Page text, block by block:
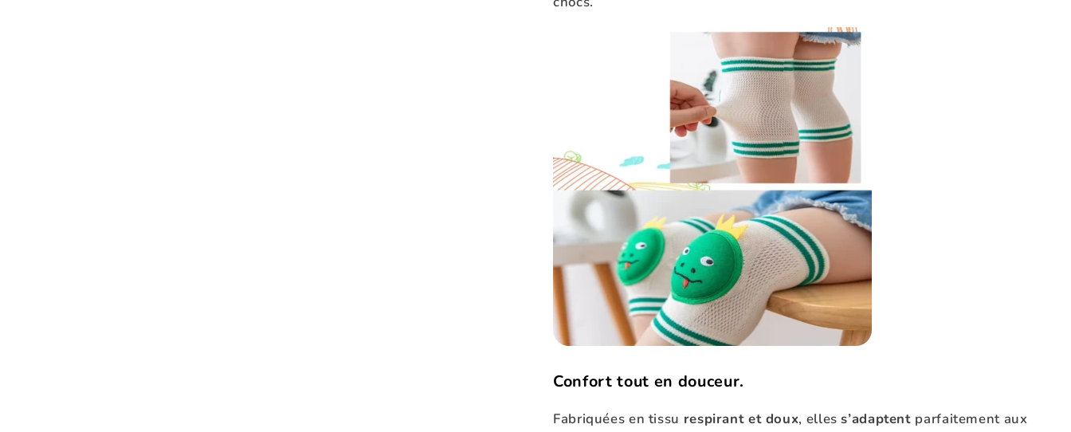
Confort tout en douceur.
Fabriquées en tissu respirant et doux, elless’adaptent parfaitement aux